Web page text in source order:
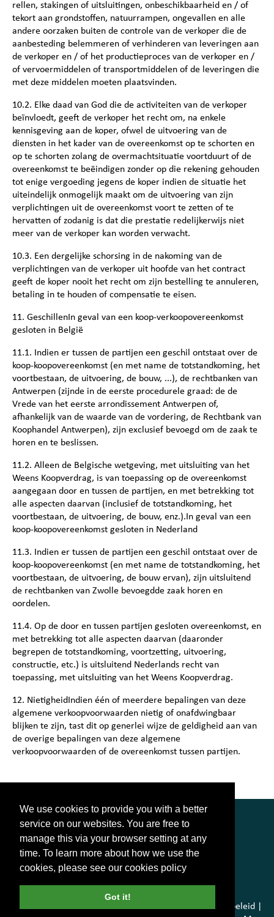
We use cookies to provide you with a better
service on our websites. You are free to
manage this via your browser setting at any
time. To learn more about how we use the
cookies, please see our cookies policy
Got it!
rellen, stakingen of uitsluitingen, onbeschikbaarheid en / of
tekort aan grondstoffen, natuurrampen, ongevallen en alle
andere oorzaken buiten de controle van de verkoper die de
aanbesteding belemmeren of verhinderen van leveringen aan
de verkoper en / of het productieproces van de verkoper en /
of vervoermiddelen of transportmiddelen of de leveringen die
met deze middelen moeten plaatsvinden.
10.2. Elke daad van God die de activiteiten van de verkoper
beïnvloedt, geeft de verkoper het recht om, na enkele
kennisgeving aan de koper, ofwel de uitvoering van de
diensten in het kader van de overeenkomst op te schorten en
op te schorten zolang de overmachtsituatie voortduurt of de
overeenkomst te beëindigen zonder op die rekening gehouden
tot enige vergoeding jegens de koper indien de situatie het
uiteindelijk onmogelijk maakt om de uitvoering van zijn
verplichtingen uit de overeenkomst voort te zetten of te
hervatten of zodanig is dat die prestatie redelijkerwijs niet
meer van de verkoper kan worden verwacht.
10.3. Een dergelijke schorsing in de nakoming van de
verplichtingen van de verkoper uit hoofde van het contract
geeft de koper nooit het recht om zijn bestelling te annuleren,
betaling in te houden of compensatie te eisen.
11. GeschillenIn geval van een koop-verkoopovereenkomst
gesloten in België
11.1. Indien er tussen de partijen een geschil ontstaat over de
koop-koopovereenkomst (en met name de totstandkoming, het
voortbestaan, de uitvoering, de bouw, ...), de rechtbanken van
Antwerpen (zijnde in de eerste procedurele graad: de de
Vrede van het eerste arrondissement Antwerpen of,
afhankelijk van de waarde van de vordering, de Rechtbank van
Koophandel Antwerpen), zijn exclusief bevoegd om de zaak te
horen en te beslissen.
11.2. Alleen de Belgische wetgeving, met uitsluiting van het
Weens Koopverdrag, is van toepassing op de overeenkomst
aangegaan door en tussen de partijen, en met betrekking tot
alle aspecten daarvan (inclusief de totstandkoming, het
voortbestaan, de uitvoering, de bouw, enz.).In geval van een
koop-koopovereenkomst gesloten in Nederland
11.3. Indien er tussen de partijen een geschil ontstaat over de
koop-koopovereenkomst (en met name de totstandkoming, het
voortbestaan, de uitvoering, de bouw ervan), zijn uitsluitend
de rechtbanken van Zwolle bevoegdde zaak horen en
oordelen.
11.4. Op de door en tussen partijen gesloten overeenkomst, en
met betrekking tot alle aspecten daarvan (daaronder
begrepen de totstandkoming, voortzetting, uitvoering,
constructie, etc.) is uitsluitend Nederlands recht van
toepassing, met uitsluiting van het Weens Koopverdrag.
12. NietigheidIndien één of meerdere bepalingen van deze
algemene verkoopvoorwaarden nietig of onafdwingbaar
blijken te zijn, tast dit op generlei wijze de geldigheid aan van
de overige bepalingen van deze algemene
verkoopvoorwaarden of de overeenkomst tussen partijen.
© 2014 - 2026 Polybale | All Rights Reserved
Garantie|algemene voorwaarden|Privacybeleid